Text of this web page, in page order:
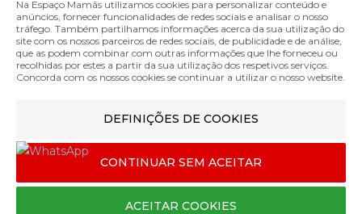
Cadeira Auto Cybex Anoris T2 i-Size Plus
Cor
MÉTODOS DE ENVIO
MÉTODOS DE PAGAMENTO
Designed & developed by
©Espaço mamãs. Todos os direitos reservados
Na Espaço Mamãs utilizamos cookies para personalizar conteúdo e
anúncios, fornecer funcionalidades de redes sociais e analisar o nosso
tráfego. Também partilhamos informações acerca da sua utilização do
site com os nossos parceiros de redes sociais, de publicidade e de análise,
que as podem combinar com outras informações que lhe forneceu ou
recolhidas por estes a partir da sua utilização dos respetivos serviços.
Concorda com os nossos cookies se continuar a utilizar o nosso website.
DEFINIÇÕES DE COOKIES
CONTINUAR SEM ACEITAR
ACEITAR COOKIES